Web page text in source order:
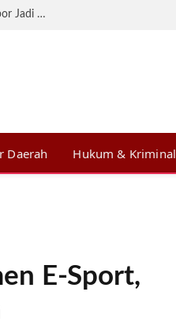
KONI Lampung Matangkan Persiapan BK PON 2028, Tiga Cabor Jadi Prioritas
Daerah Hukum & Kriminal
E-Sport,